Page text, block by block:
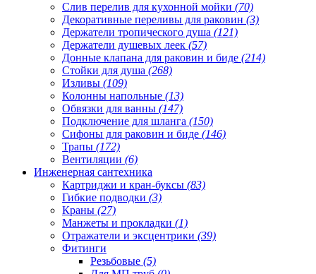
Слив перелив для кухонной мойки (70)
Декоративные переливы для раковин (3)
Держатели тропического душа (121)
Держатели душевых леек (57)
Донные клапана для раковин и биде (214)
Стойки для душа (268)
Изливы (109)
Колонны напольные (13)
Обвязки для ванны (147)
Подключение для шланга (150)
Сифоны для раковин и биде (146)
Трапы (172)
Вентиляции (6)
Инженерная сантехника
Картриджи и кран-буксы (83)
Гибкие подводки (3)
Краны (27)
Манжеты и прокладки (1)
Отражатели и эксцентрики (39)
Фитинги
Резьбовые (5)